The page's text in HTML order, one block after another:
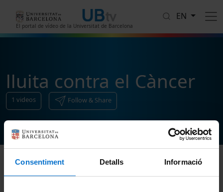
Consentiment Detalls Informació
El portal de vídeo de la Universitat de Barcelona
EN
lluita contra el Càncer
1 videos Follow & Share
Sort